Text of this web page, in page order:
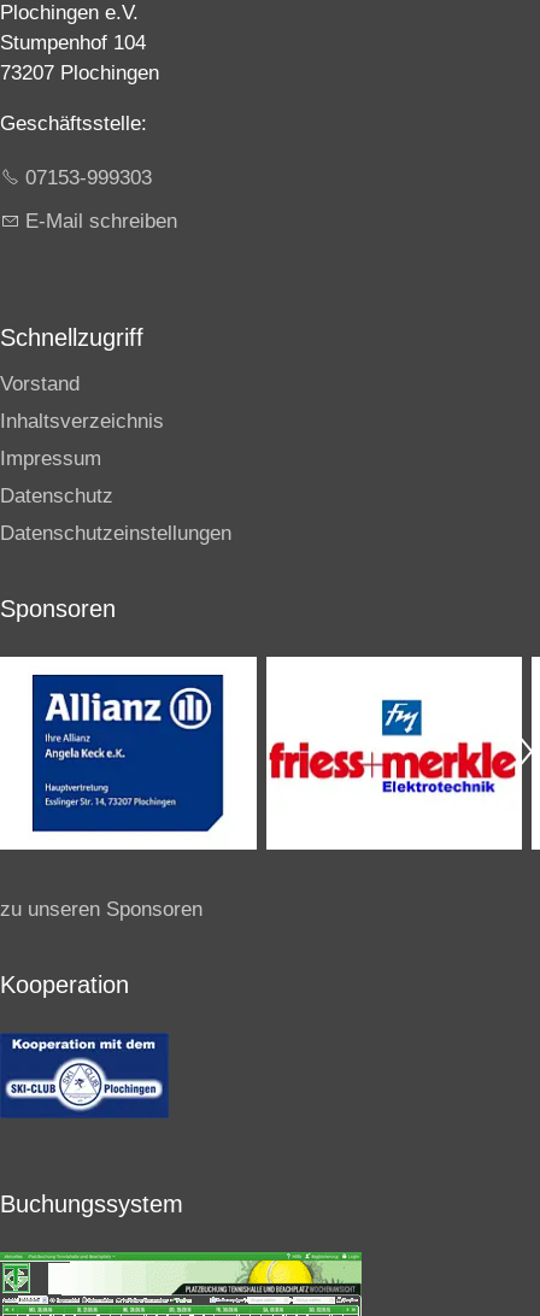
Plochingen e.V.
Stumpenhof 104
73207 Plochingen
Geschäftsstelle:
07153-999303
E-Mail schreiben
Schnellzugriff
Vorstand
Inhaltsverzeichnis
Impressum
Datenschutz
Datenschutzeinstellungen
Sponsoren
zu unseren Sponsoren
Kooperation
Buchungssystem